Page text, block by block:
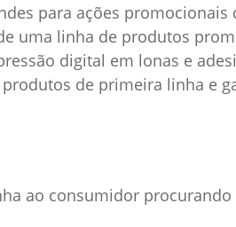
para ações promocionais
uma linha de produtos
digital em lonas e
de primeira linha e
ao consumidor